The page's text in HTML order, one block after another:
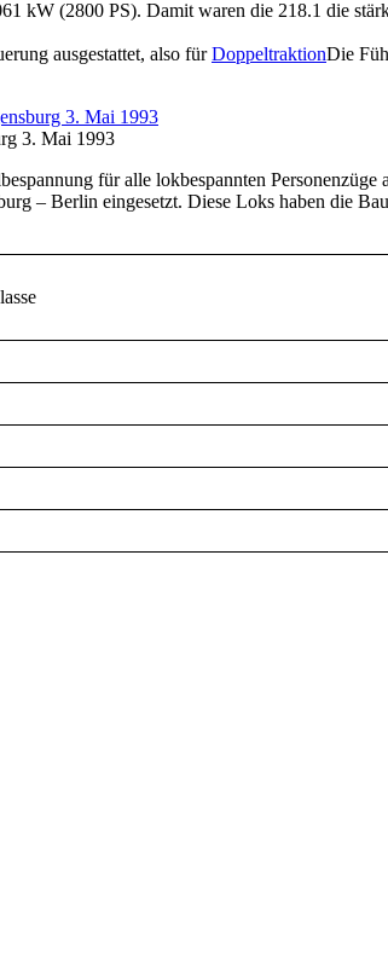
kW (2800 PS). Damit waren die 218.1 die
ausgestattet, also fürDoppeltraktionDie
3. Mai 1993
für alle lokbespannten
– Berlin eingesetzt. Diese Loks haben die